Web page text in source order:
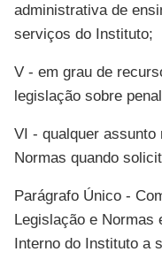
administrativa de
serviços do Instituto;
V - em grau de
legislação sobre
VI - qualquer assunto
Normas quando
Parágrafo Único -
Legislação e Normas
Interno do Instituto a